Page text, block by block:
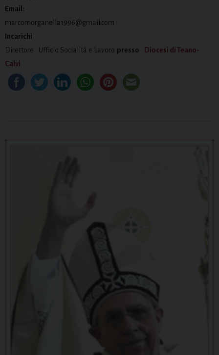
Email:
marcomorganella1996@gmail.com
Incarichi
Direttore
Ufficio Socialità e Lavoro presso
Diocesi di Teano-
Calvi